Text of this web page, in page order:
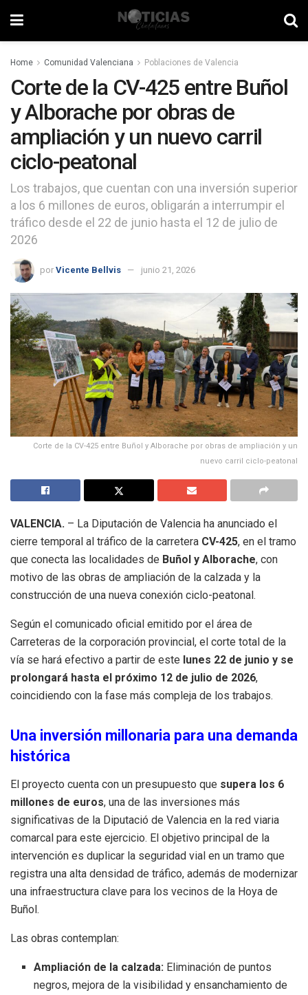
Home Comunidad Valenciana Poblaciones de Valencia
Corte de la CV-425 entre Buñol
y Alborache por obras de
ampliación y un nuevo carril
ciclo-peatonal
Los trabajos, que cuentan con una inversión superior
a los 6 millones de euros, obligarán a interrumpir el
tráfico desde el 22 de junio hasta el 12 de julio de
2026
por Vicente Bellvis junio 21, 2026
Corte de la CV-425 entre Buñol y Alborache por obras de ampliación y un
nuevo carril ciclo-peatonal
VALENCIA. – La Diputación de Valencia ha anunciado el
cierre temporal al tráfico de la carretera CV-425, en el tramo
que conecta las localidades de Buñol y Alborache, con
motivo de las obras de ampliación de la calzada y la
construcción de una nueva conexión ciclo-peatonal.
Según el comunicado oficial emitido por el área de
Carreteras de la corporación provincial, el corte total de la
vía se hará efectivo a partir de este lunes 22 de junio y se
prolongará hasta el próximo 12 de julio de 2026,
coincidiendo con la fase más compleja de los trabajos.
Una inversión millonaria para una demanda
histórica
El proyecto cuenta con un presupuesto que supera los 6
millones de euros, una de las inversiones más
significativas de la Diputació de Valencia en la red viaria
comarcal para este ejercicio. El objetivo principal de la
intervención es duplicar la seguridad vial en un tramo que
registra una alta densidad de tráfico, además de modernizar
una infraestructura clave para los vecinos de la Hoya de
Buñol.
Las obras contemplan:
Ampliación de la calzada: Eliminación de puntos
negros, mejora de la visibilidad y ensanchamiento de